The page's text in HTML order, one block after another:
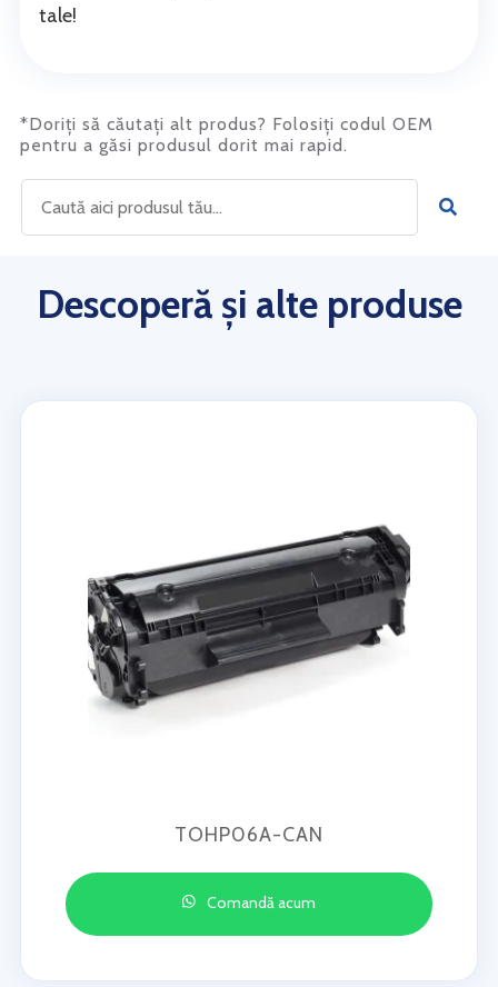
tale!
*Doriți să căutați alt produs? Folosiți codul OEM
pentru a găsi produsul dorit mai rapid.
Descoperă și alte produse
TOHP06A-CAN
Comandă acum